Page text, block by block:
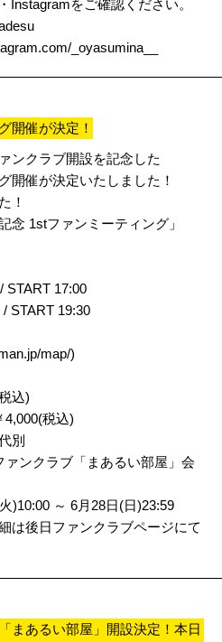
Instagramをご確認ください。
_oyasumina__
開催が決定！
ンクラブ開設を記念した
開催が決定いたしました！
！
念 1stファンミーティング」
START 17:00
START 19:30
map/)
込)
4,000(税込)
別
ァンクラブ「まあるい部屋」会
)10:00 ～ 6月28日(日)23:59
は後日ファンクラブページにて
まあるい部屋」開設決定！本日